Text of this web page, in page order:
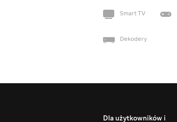
Smart TV
Dekodery
Dla użytkowników i